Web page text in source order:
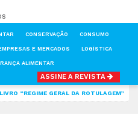
CONSERVAÇÃO CONSUMO
E MERCADOS LOGÍSTICA
ALIMENTAR
ASSINE A REVISTA
“REGIME GERAL DA ROTULAGEM”